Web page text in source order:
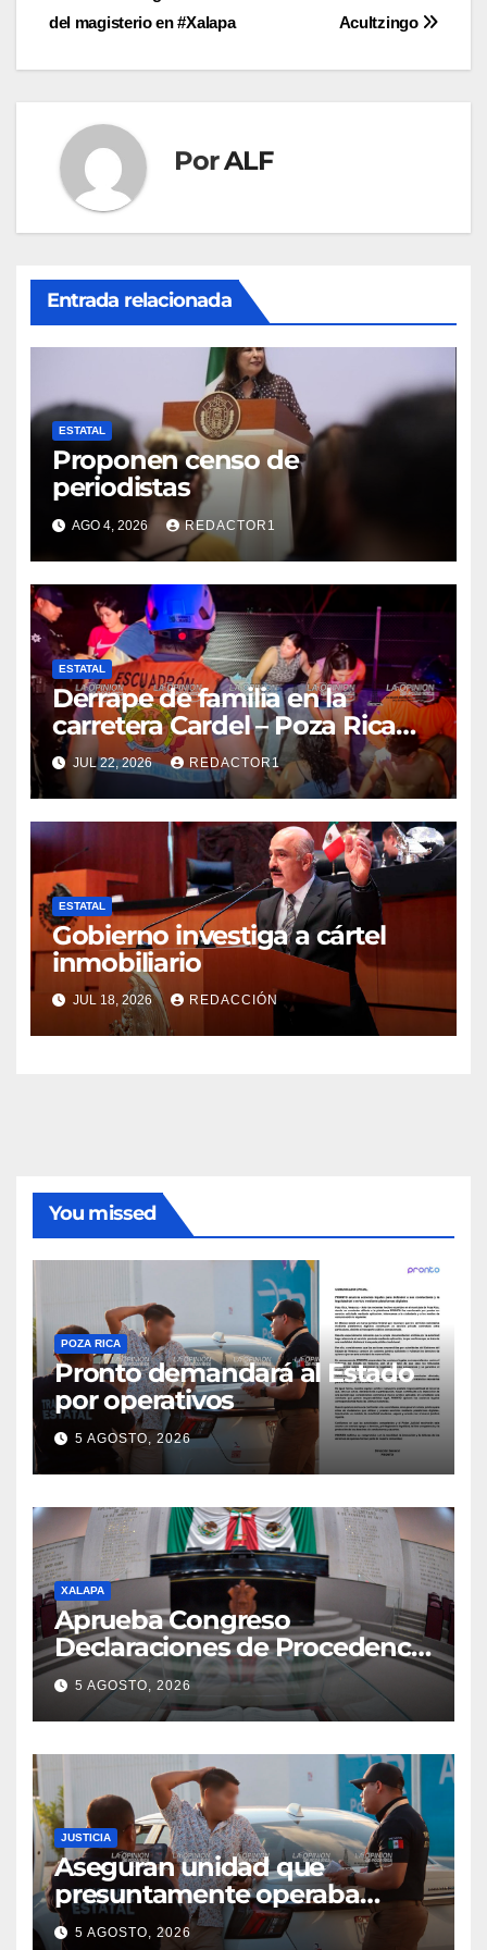
de
entradas
Acultzingo
del magisterio en #Xalapa
PorALF
Entrada relacionada
ESTATAL
Proponen censo de
periodistas
AGO 4, 2026 REDACTOR1
ESTATAL
Derrape de familia en la
carretera Cardel – Poza Rica
reaviva críticas por tardanza
de ambulancia municipal
JUL 22, 2026 REDACTOR1
ESTATAL
Gobierno investiga a cártel
inmobiliario
JUL 18, 2026 REDACCIÓN
You missed
POZA RICA
Pronto demandará al Estado
por operativos
5 AGOSTO, 2026
XALAPA
Aprueba Congreso
Declaraciones de Procedencia
en contra de dos munícipes
5 AGOSTO, 2026
JUSTICIA
Aseguran unidad que
presuntamente operaba
mediante aplicación digital en
5 AGOSTO, 2026